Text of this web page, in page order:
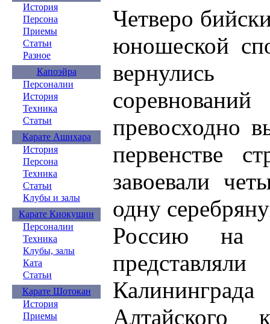
История
Персона
Приемы
Статьи
Разное
Капоэйра
Персоналии
История
Техника
Статьи
Карате Ашихара
История
Персона
Техника
Статьи
Клубы и залы
Карате Киокушин
Персоналии
Техника
Клубы, залы
Ката
Статьи
Карате Шотокан
История
Приемы
Четверо
юношеской
вернулись
превосходно
первенстве
завоевали
одну
Россию на
Алтайского